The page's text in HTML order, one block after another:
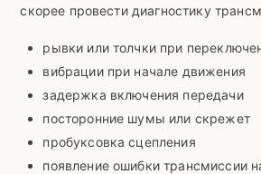
скорее провести диагностику
рывки или толчки при
вибрации при начале движения
задержка включения передачи
посторонние шумы или скрежет
пробуксовка сцепления
появление ошибки трансмиссии